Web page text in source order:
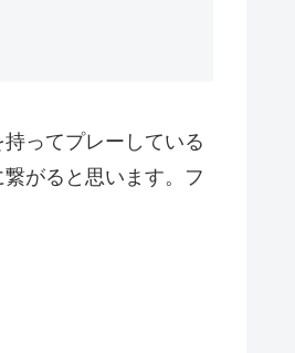
ってプレーしている
がると思います。フ